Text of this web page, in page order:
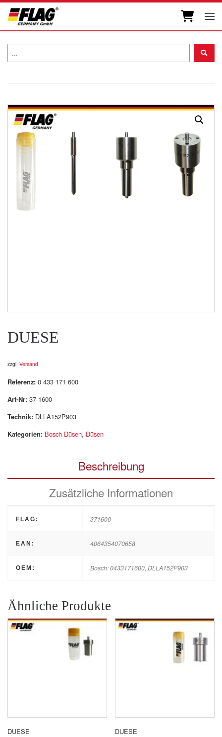
Zum Inhalt springen
DUESE
zzgl. Versand
Referenz: 0 433 171 600
Art-Nr: 37 1600
Technik: DLLA152P903
Kategorien: Bosch Düsen, Düsen
Beschreibung
Zusätzliche Informationen
FLAG: 371600
EAN: 4064354070658
OEM: Bosch: 0433171600, DLLA152P903
Ähnliche Produkte
DUESE DUESE